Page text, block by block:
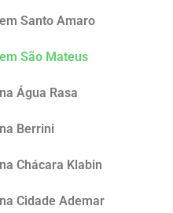
Santo Amaro
São Mateus
Água Rasa
Berrini
Chácara Klabin
Cidade Ademar